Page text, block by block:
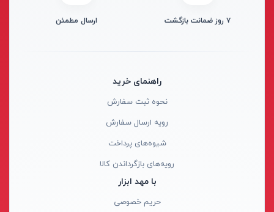
۷ روز ضمانت بازگشت ارسال مطمئن
راهنمای خرید
نحوه ثبت سفارش
رویه ارسال سفارش
شیوه‌های پرداخت
رویه‌های بازگرداندن کالا
با مهد ابزار
حریم خصوصی